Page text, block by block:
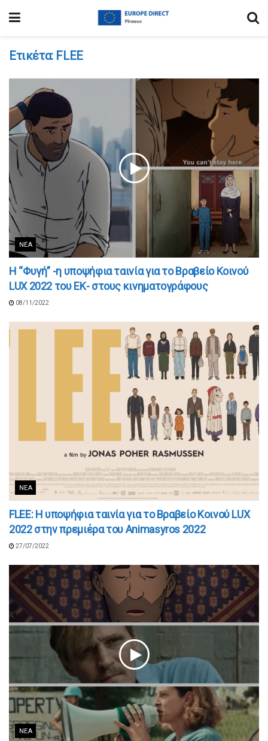
Ετικέτα: FLEE
ΝΈΑ
H “Φυγή” -η υποψήφια ταινία για το Βραβείο Κοινού
LUX 2022 του ΕΚ- στους κινηματογράφους
08/11/2022
ΝΈΑ
FLEE: Η υποψήφια ταινία για το Βραβείο Κοινού LUX
2022 στην πρεμιέρα του Animasyros 2022
27/07/2022
ΝΈΑ